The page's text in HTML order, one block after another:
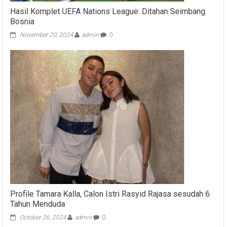
Hasil Komplet UEFA Nations League: Ditahan Seimbang
Bosnia
November 20, 2024 admin 0
Profile Tamara Kalla, Calon Istri Rasyid Rajasa sesudah 6
Tahun Menduda
October 26, 2024 admin 0